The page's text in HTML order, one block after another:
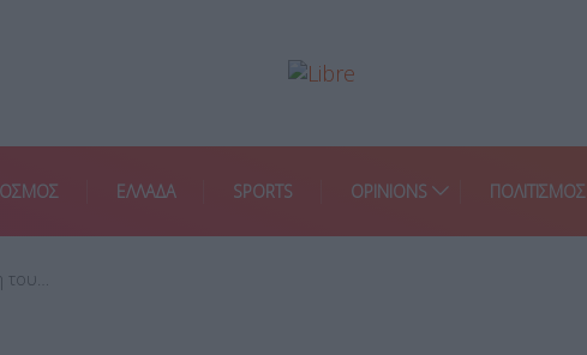
ΕΛΛΑΔΑ SPORTS OPINIONS ΠΟΛΙΤΙΣΜΟΣ
του…